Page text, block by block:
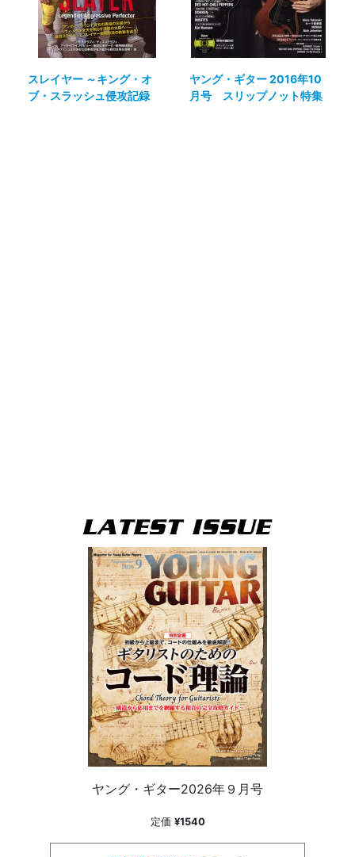
スレイヤー ～キング・オ
ブ・スラッシュ侵攻記録
ヤング・ギター 2016年10
月号 スリップノット特集
ヤング・ギター2026年９月号
定価 ¥1540